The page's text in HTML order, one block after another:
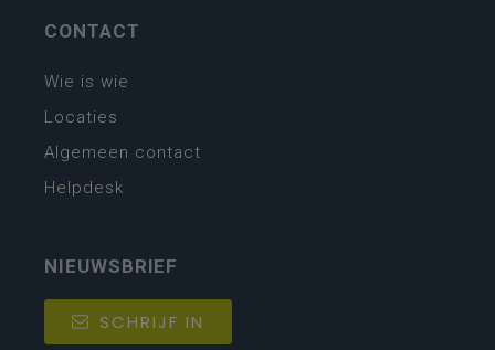
CONTACT
Wie is wie
Locaties
Algemeen contact
Helpdesk
NIEUWSBRIEF
SCHRIJF IN